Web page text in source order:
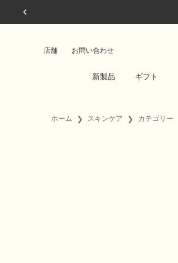
店舗 お問い合わせ
新製品 ギフト
ホーム スキンケア カテゴリー